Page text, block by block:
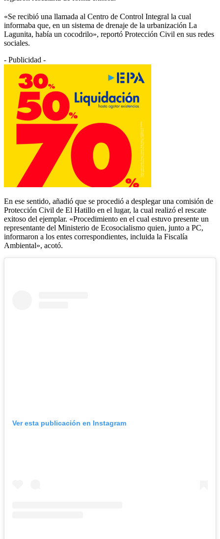
«Se recibió una llamada al Centro de Control Integral la cual
informaba que, en un sistema de drenaje de la urbanización La
Lagunita, había un cocodrilo», reportó Protección Civil en sus redes
sociales.
- Publicidad -
En ese sentido, añadió que se procedió a desplegar una comisión de
Protección Civil de El Hatillo en el lugar, la cual realizó el rescate
exitoso del ejemplar. «Procedimiento en el cual estuvo presente un
representante del Ministerio de Ecosocialismo quien, junto a PC,
informaron a los entes correspondientes, incluida la Fiscalía
Ambiental», acotó.
Ver esta publicación en Instagram